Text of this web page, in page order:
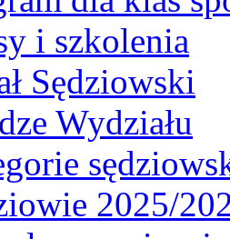
i szkolenia
Sędziowski
Wydziału
2025/